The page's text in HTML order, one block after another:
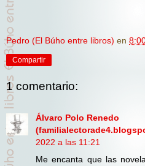
Pedro (El Búho entre libros) en
Compartir
1 comentario:
Álvaro Polo Renedo
2022 a las 11:21
Me encanta que las